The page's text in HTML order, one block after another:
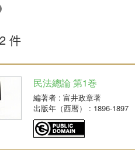
件
民法總論 第1巻
編著者 : 富井政章著
出版年（西暦）
: 1896-1897